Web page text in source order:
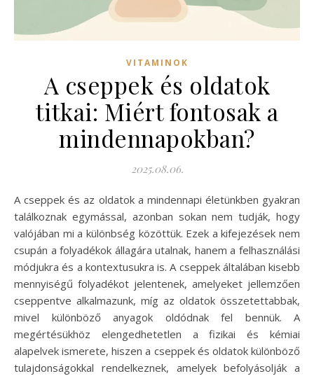
VITAMINOK
A cseppek és oldatok
titkai: Miért fontosak a
mindennapokban?
2025.08.06.
A cseppek és az oldatok a mindennapi életünkben gyakran
találkoznak egymással, azonban sokan nem tudják, hogy
valójában mi a különbség közöttük. Ezek a kifejezések nem
csupán a folyadékok állagára utalnak, hanem a felhasználási
módjukra és a kontextusukra is. A cseppek általában kisebb
mennyiségű folyadékot jelentenek, amelyeket jellemzően
cseppentve alkalmazunk, míg az oldatok összetettabbak,
mivel különböző anyagok oldódnak fel bennük. A
megértésükhöz elengedhetetlen a fizikai és kémiai
alapelvek ismerete, hiszen a cseppek és oldatok különböző
tulajdonságokkal rendelkeznek, amelyek befolyásolják a